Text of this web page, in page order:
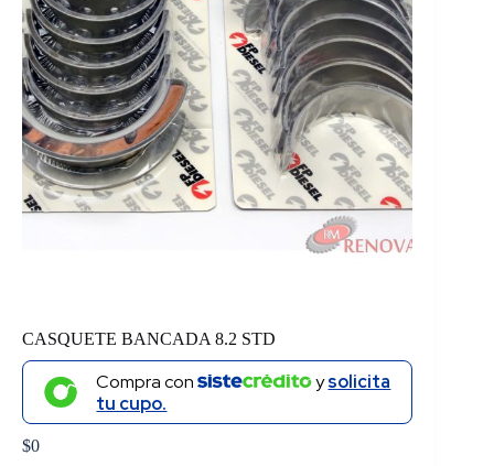
CASQUETE BANCADA 8.2 STD
Compra con ysolicita
tu cupo.
$0